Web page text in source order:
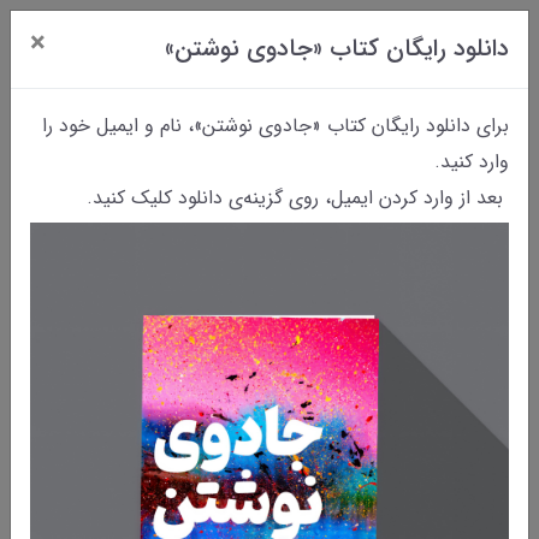
دانلود رایگان کتاب «جادوی نوشتن» ×
برای دانلود رایگان کتاب «جادوی نوشتن»، نام و ایمیل خود را
وارد کنید.
بعد از وارد کردن ایمیل، روی گزینه‌ی دانلود کلیک کنید.
دانلود رایگان کتاب "جادوی نوشتن"
اگر شما هم می‌نویسید و دستی بر قلم دارید حتمن می‌دانید که نوشتن
کاردشواری است و ماندن در این مسیر دشوارتر. در ابتدای مسیر نوشتن شما
انگیزه و شوق زیادی دارید. همه‌چیزبرای‌تان تازگی دارد و از نوشتن لذت
زیادی می‌برید. اما هرچه جلوترمی‌روید، سختی‌ها بیشتر خود را نشان